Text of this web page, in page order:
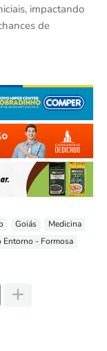
impactando
de
Goiás
Medicina
Entorno - Formosa